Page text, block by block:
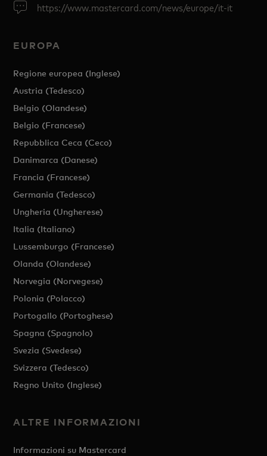
https://www.mastercard.com/news/europe/it-it
EUROPA
Regione europea (Inglese)
Austria (Tedesco)
Belgio (Olandese)
Belgio (Francese)
Repubblica Ceca (Ceco)
Danimarca (Danese)
Francia (Francese)
Germania (Tedesco)
Ungheria (Ungherese)
Italia (Italiano)
Lussemburgo (Francese)
Olanda (Olandese)
Norvegia (Norvegese)
Polonia (Polacco)
Portogallo (Portoghese)
Spagna (Spagnolo)
Svezia (Svedese)
Svizzera (Tedesco)
Regno Unito (Inglese)
ALTRE INFORMAZIONI
Informazioni su Mastercard